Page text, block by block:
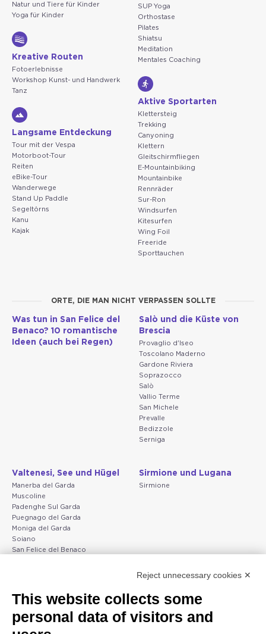
Natur und Tiere für Kinder
Yoga für Kinder
Kreative Routen
Fotoerlebnisse
Workshop Kunst- und Handwerk
Tanz
Langsame Entdeckung
Tour mit der Vespa
Motorboot-Tour
Reiten
eBike-Tour
Wanderwege
Stand Up Paddle
Segeltörns
Kanu
Kajak
SUP Yoga
Orthostase
Pilates
Shiatsu
Meditation
Mentales Coaching
Aktive Sportarten
Klettersteig
Trekking
Canyoning
Klettern
Gleitschirmfliegen
E-Mountainbiking
Mountainbike
Rennräder
Sur-Ron
Windsurfen
Kitesurfen
Wing Foil
Freeride
Sporttauchen
ORTE, DIE MAN NICHT VERPASSEN SOLLTE
Was tun in San Felice del
Benaco? 10 romantische
Ideen (auch bei Regen)
Salò und die Küste von
Brescia
Provaglio d'Iseo
Toscolano Maderno
Gardone Riviera
Soprazocco
Salò
Vallio Terme
San Michele
Prevalle
Bedizzole
Serniga
Valtenesi, See und Hügel
Manerba del Garda
Muscoline
Padenghe Sul Garda
Puegnago del Garda
Moniga del Garda
Soiano
San Felice del Benaco
Sirmione und Lugana
Sirmione
Peschiera und die Küste
des Veneto
Lazise
Gargnano und Oberer
Gardasee
Gargnano
Reject unnecessary cookies ✕
This website collects some
personal data of visitors and